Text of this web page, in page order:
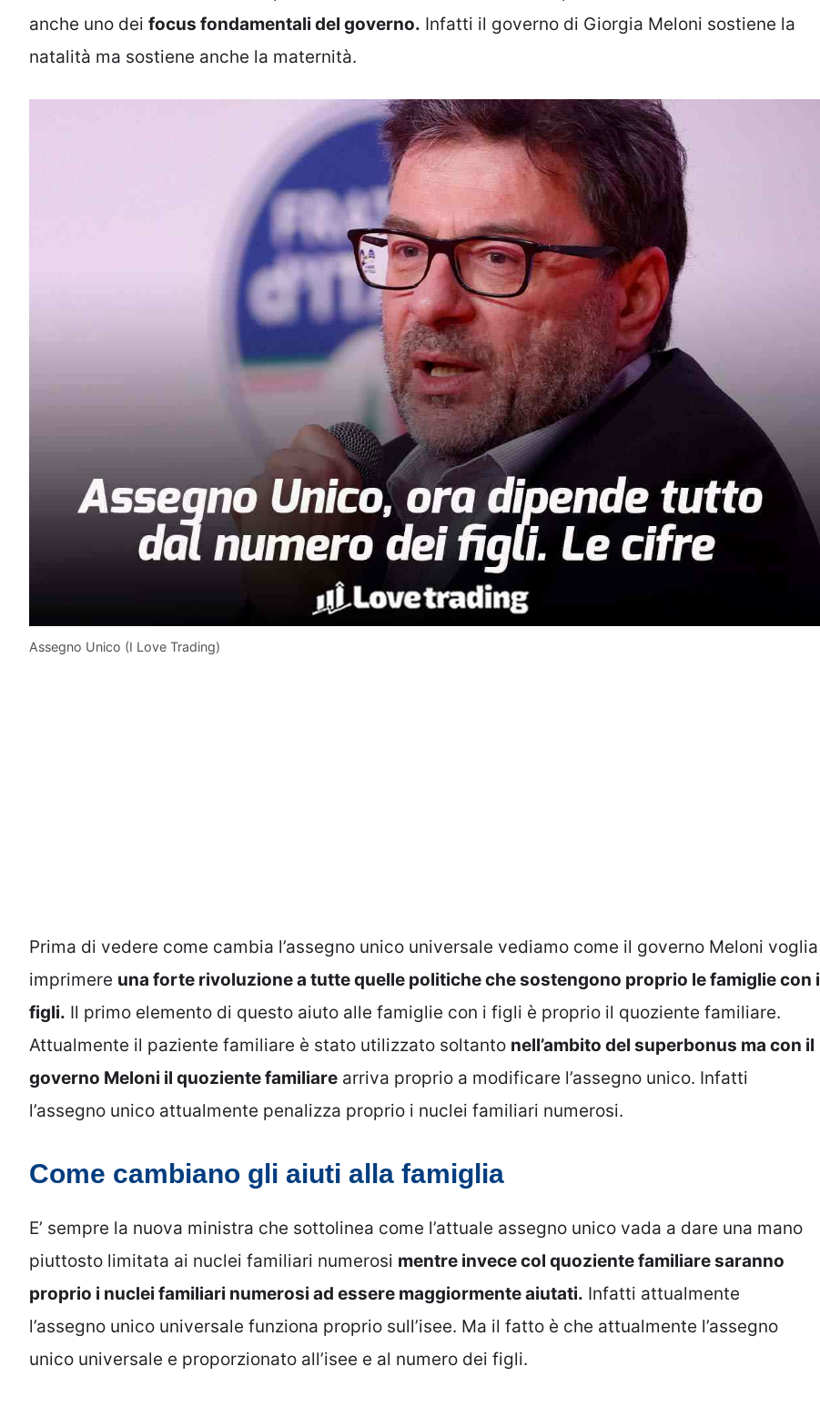
anche uno dei focus fondamentali del governo. Infatti il governo di Giorgia Meloni sostiene la
natalità ma sostiene anche la maternità.
Assegno Unico (I Love Trading)
Prima di vedere come cambia l’assegno unico universale vediamo come il governo Meloni voglia
imprimere una forte rivoluzione a tutte quelle politiche che sostengono proprio le famiglie con i
figli. Il primo elemento di questo aiuto alle famiglie con i figli è proprio il quoziente familiare.
Attualmente il paziente familiare è stato utilizzato soltanto nell’ambito del superbonus ma con il
governo Meloni il quoziente familiare arriva proprio a modificare l’assegno unico. Infatti
l’assegno unico attualmente penalizza proprio i nuclei familiari numerosi.
Come cambiano gli aiuti alla famiglia
E’ sempre la nuova ministra che sottolinea come l’attuale assegno unico vada a dare una mano
piuttosto limitata ai nuclei familiari numerosi mentre invece col quoziente familiare saranno
proprio i nuclei familiari numerosi ad essere maggiormente aiutati. Infatti attualmente
l’assegno unico universale funziona proprio sull’isee. Ma il fatto è che attualmente l’assegno
unico universale e proporzionato all’isee e al numero dei figli.